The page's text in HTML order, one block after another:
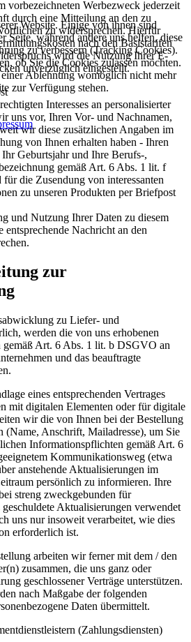
vorbezeichneten Werbezweck jederzeit
durch eine Mitteilung an den zu
zu widersprechen. Hierfür
nach den Basistarifen
wird die Nutzung Ihrer E-
unverzüglich eingestellt.
Interesses an personalisierter
uns vor, Ihren Vor- und Nachnamen,
wir diese zusätzlichen Angaben im
von Ihnen erhalten haben - Ihren
Geburtsjahr und Ihre Berufs-,
gemäß Art. 6 Abs. 1 lit. f
die Zusendung von interessanten
zu unseren Produkten per Briefpost
und Nutzung Ihrer Daten zu diesem
Nachricht an den
zur
zu Liefer- und
werden die von uns erhobenen
gemäß Art. 6 Abs. 1 lit. b DSGVO an
und das beauftragte
eines entsprechenden Vertrages
mit digitalen Elementen oder für digitale
wir die von Ihnen bei der Bestellung
(Name, Anschrift, Mailadresse), um Sie
Informationspflichten gemäß Art. 6
Kommunikationsweg (etwa
anstehende Aktualisierungen im
persönlich zu informieren. Ihre
streng zweckgebunden für
Aktualisierungen verwendet
uns nur insoweit verarbeitet, wie dies
erforderlich ist.
arbeiten wir ferner mit dem / den
zusammen, die uns ganz oder
geschlossener Verträge unterstützen.
nach Maßgabe der folgenden
Daten übermittelt.
(Zahlungsdiensten)
Website. Einige von ihnen sind
Seite, während andere uns helfen, diese
zu verbessern (Tracking Cookies).
ob Sie die Cookies zulassen möchten.
einer Ablehnung womöglich nicht mehr
zur Verfügung stehen.